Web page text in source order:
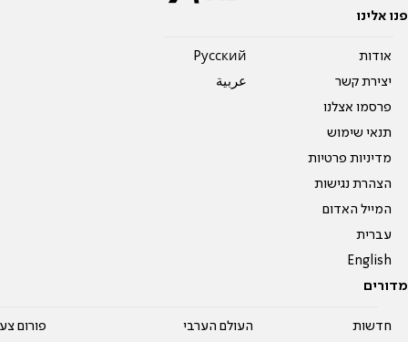
פנו אלינו
אודות
יצירת קשר
פרסמו אצלנו
תנאי שימוש
מדיניות פרטיות
הצהרת נגישות
המייל האדום
עברית
English
Pусский
عربية
מדורים
חדשות העולם הערבי פורום